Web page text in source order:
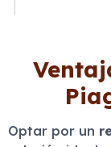
Optar por un